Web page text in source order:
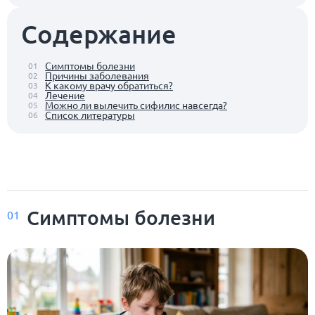
Содержание
01 Симптомы болезни
02 Причины заболевания
03 К какому врачу обратиться?
04 Лечение
05 Можно ли вылечить сифилис навсегда?
06 Список литературы
01 Симптомы болезни